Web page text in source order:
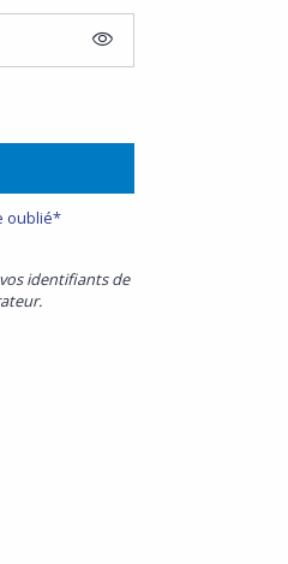
AFFICHER LE MOT
oublié*
identifiants de